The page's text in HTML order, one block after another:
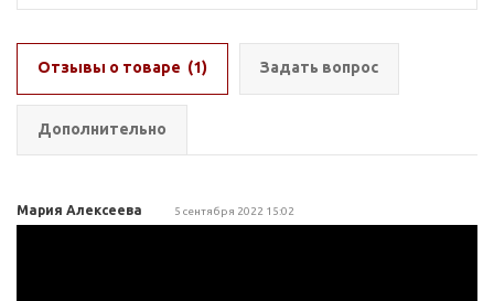
Отзывы о товаре (1) Задать вопрос
Дополнительно
Мария Алексеева 5 сентября 2022 15:02